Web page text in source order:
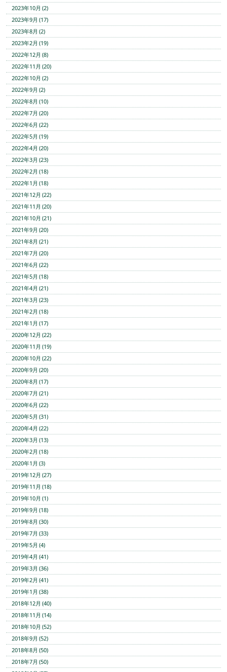
2023年10月 (2)
2023年9月 (17)
2023年8月 (2)
2023年2月 (19)
2022年12月 (8)
2022年11月 (20)
2022年10月 (2)
2022年9月 (2)
2022年8月 (10)
2022年7月 (20)
2022年6月 (22)
2022年5月 (19)
2022年4月 (20)
2022年3月 (23)
2022年2月 (18)
2022年1月 (18)
2021年12月 (22)
2021年11月 (20)
2021年10月 (21)
2021年9月 (20)
2021年8月 (21)
2021年7月 (20)
2021年6月 (22)
2021年5月 (18)
2021年4月 (21)
2021年3月 (23)
2021年2月 (18)
2021年1月 (17)
2020年12月 (22)
2020年11月 (19)
2020年10月 (22)
2020年9月 (20)
2020年8月 (17)
2020年7月 (21)
2020年6月 (22)
2020年5月 (31)
2020年4月 (22)
2020年3月 (13)
2020年2月 (18)
2020年1月 (3)
2019年12月 (27)
2019年11月 (18)
2019年10月 (1)
2019年9月 (18)
2019年8月 (30)
2019年7月 (33)
2019年5月 (4)
2019年4月 (41)
2019年3月 (36)
2019年2月 (41)
2019年1月 (38)
2018年12月 (40)
2018年11月 (14)
2018年10月 (52)
2018年9月 (52)
2018年8月 (50)
2018年7月 (50)